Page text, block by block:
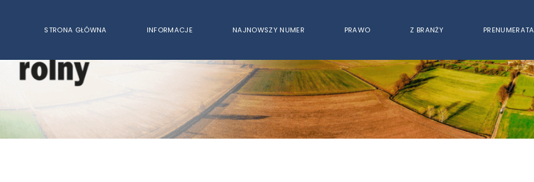
STRONA GŁÓWNA INFORMACJE NAJNOWSZY NUMER PRAWO Z BRANŻY PRENUMERATA